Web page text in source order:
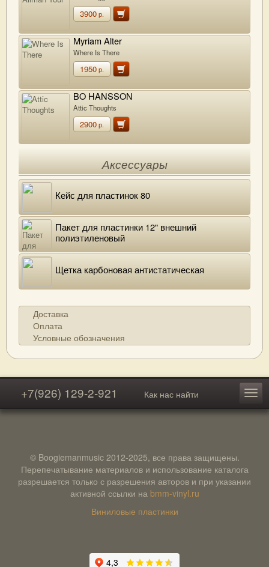
3900р.
Myriam Alter
Where Is There
1950р.
BO HANSSON
Attic Thoughts
2900р.
Аксессуары
Кейс для пластинок 80
Пакет для пластинки 12" внешний
полиэтиленовый
Щетка карбоновая антистатическая
Доставка
Оплата
Условные обозначения
+7(926) 129-2-921 Как нас найти
© Boogiemanmusic 2012-2025, все права защищены.
Перепечатывание материалов и использование каталога
разрешается только с разрешения авторов и при указании
активной ссылки на bmm-vinyl.ru
Виниловые пластинки